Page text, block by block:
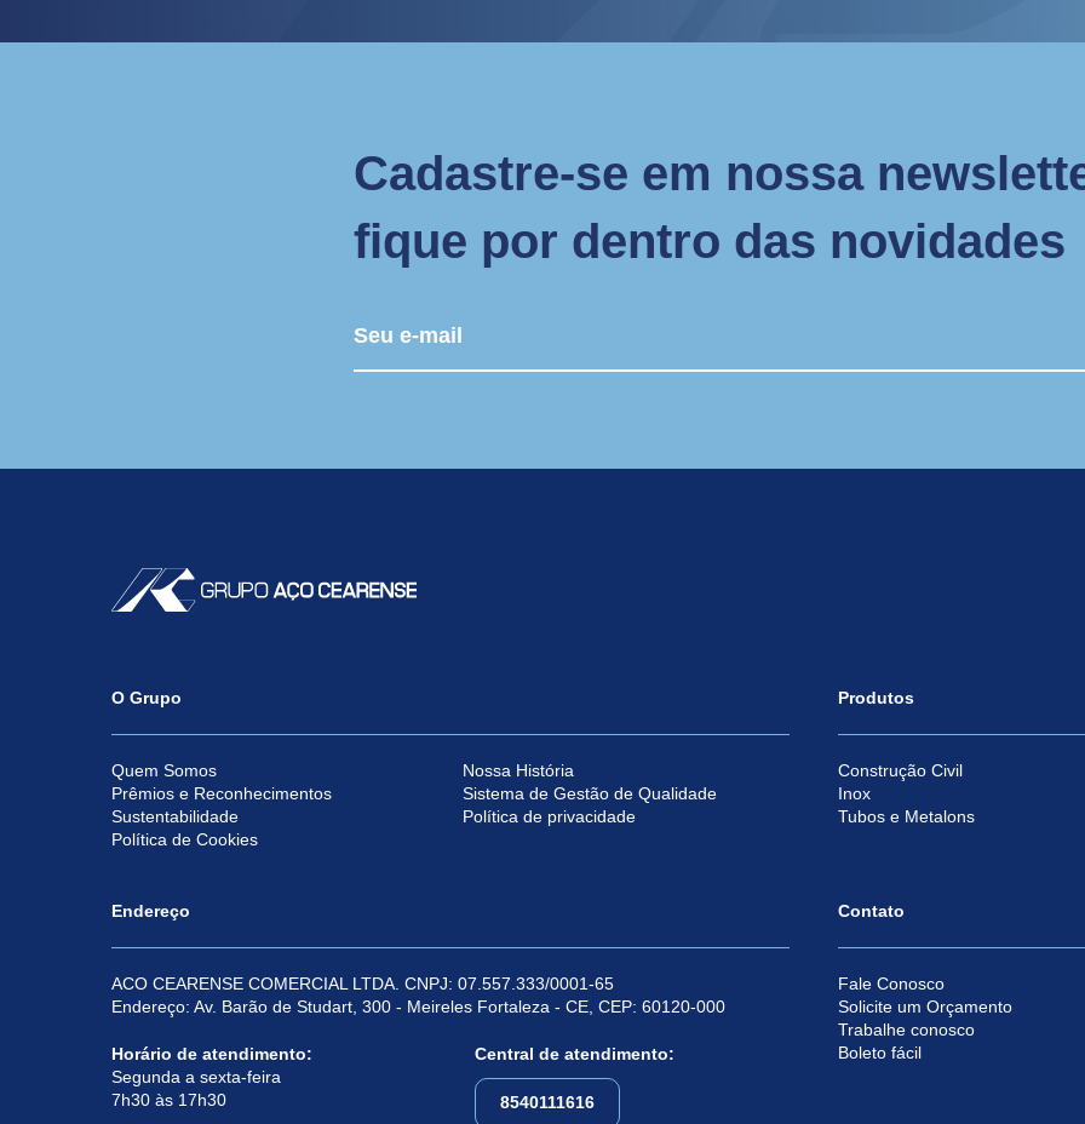
Cadastre-se em nossa
fique por dentro das novidades
O Grupo
Quem Somos
Nossa História
Prêmios e Reconhecimentos
Sistema de Gestão de Qualidade
Sustentabilidade
Política de privacidade
Política de Cookies
Produtos
Construção Civil
Inox
Tubos e Metalons
Endereço
ACO CEARENSE COMERCIAL LTDA. CNPJ: 07.557.333/0001-65
Endereço: Av. Barão de Studart, 300 - Meireles Fortaleza - CE, CEP: 60120-000
Horário de atendimento:
Segunda a sexta-feira
7h30 às 17h30
Central de atendimento:
8540111616
Contato
Fale Conosco
Solicite um Orçamento
Trabalhe conosco
Boleto fácil